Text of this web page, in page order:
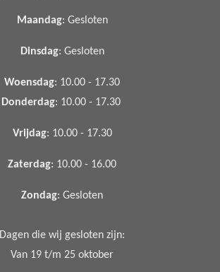
Maandag: Gesloten
Dinsdag: Gesloten
Woensdag: 10.00 - 17.30
Donderdag: 10.00 - 17.30
Vrijdag: 10.00 - 17.30
Zaterdag: 10.00 - 16.00
Zondag: Gesloten
Dagen die wij gesloten zijn:
Van 19 t/m 25 oktober